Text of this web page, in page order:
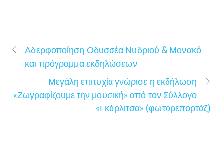
Αδερφοποίηση Οδυσσέα Νυδριού & Μονακό
και πρόγραμμα εκδηλώσεων
Μεγάλη επιτυχία γνώρισε η εκδήλωση
«Ζωγραφίζουμε την μουσική» από τον Σύλλογο
«Γκόρλιτσα» (φωτορεπορτάζ)